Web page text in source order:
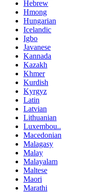
Hebrew
Hmong
Hungarian
Icelandic
Igbo
Javanese
Kannada
Kazakh
Khmer
Kurdish
Kyrgyz
Latin
Latvian
Lithuanian
Luxembou..
Macedonian
Malagasy
Malay
Malayalam
Maltese
Maori
Marathi